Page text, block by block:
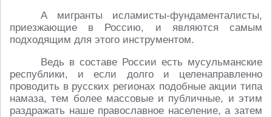
А мигранты исламисты-фундаменталисты,
приезжающие в Россию, и являются самым
подходящим для этого инструментом.
Ведь в составе России есть мусульманские
республики, и если долго и целенаправленно
проводить в русских регионах подобные акции типа
намаза, тем более массовые и публичные, и этим
раздражать наше православное население, а затем